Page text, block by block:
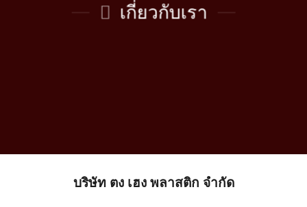
เกี่ยวกับเรา
บริษัท ตง เฮง พลาสติก จำกัด